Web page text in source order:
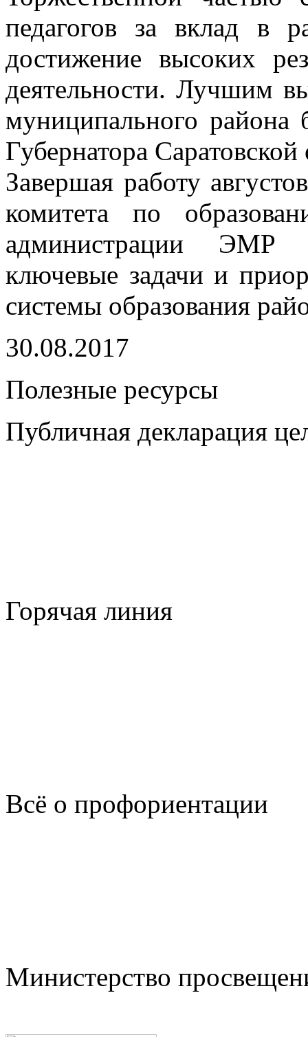
педагогов за вклад в
достижение высоких
деятельности. Лучшим
муниципального
Губернатора Саратовской
Завершая работу
комитета по
администрации ЭМР
ключевые задачи и
системы образования
30.08.2017
Полезные ресурсы
Публичная декларация
Горячая линия
Всё о профориентации
Министерство